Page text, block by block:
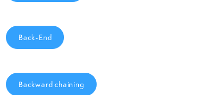
Back-End
Backward chaining